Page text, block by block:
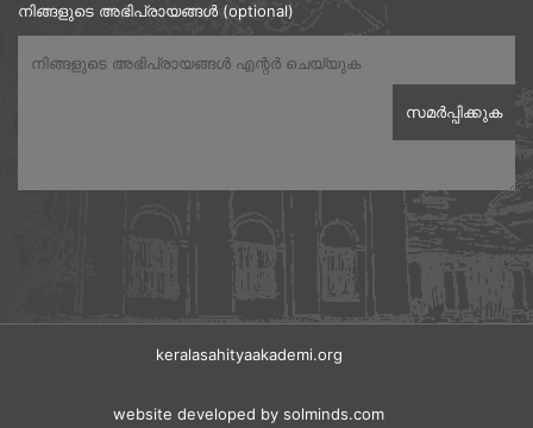
നിങ്ങളുടെ അഭിപ്രായങ്ങൾ (optional)
keralasahityaakademi.org
website developed by solminds.com